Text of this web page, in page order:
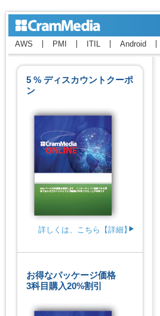
AWS PMI ITIL Android
5 % ディスカウントクーポ
ン
詳しくは、こちら【詳細】
お得なパッケージ価格
3科目購入20%割引